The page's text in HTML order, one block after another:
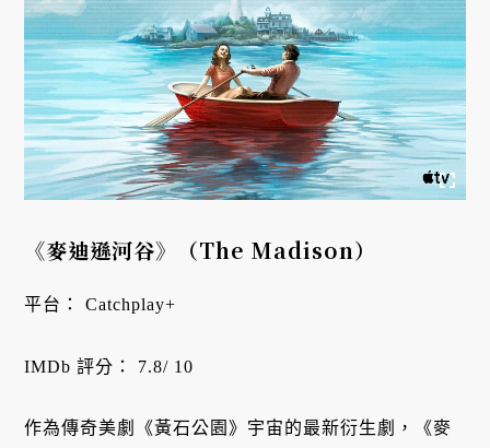
《麥迪遜河谷》（The Madison）
平台： Catchplay+
IMDb 評分： 7.8/ 10
作為傳奇美劇《黃石公園》宇宙的最新衍生劇，《麥